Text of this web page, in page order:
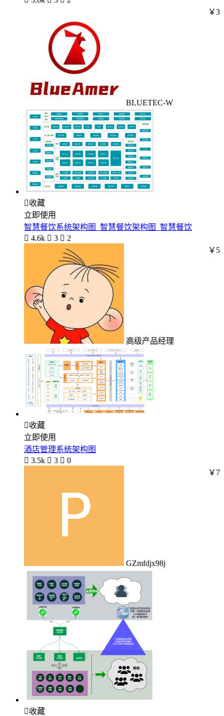
BLUETEC-W
￥3
收藏
立即使用
智慧餐饮系统架构图_智慧餐饮架构图_智慧餐饮
 4.6k  3  2
高级产品经理
￥5
收藏
立即使用
酒店管理系统架构图
 3.5k  3  0
GZmfdjx98j
￥7
收藏